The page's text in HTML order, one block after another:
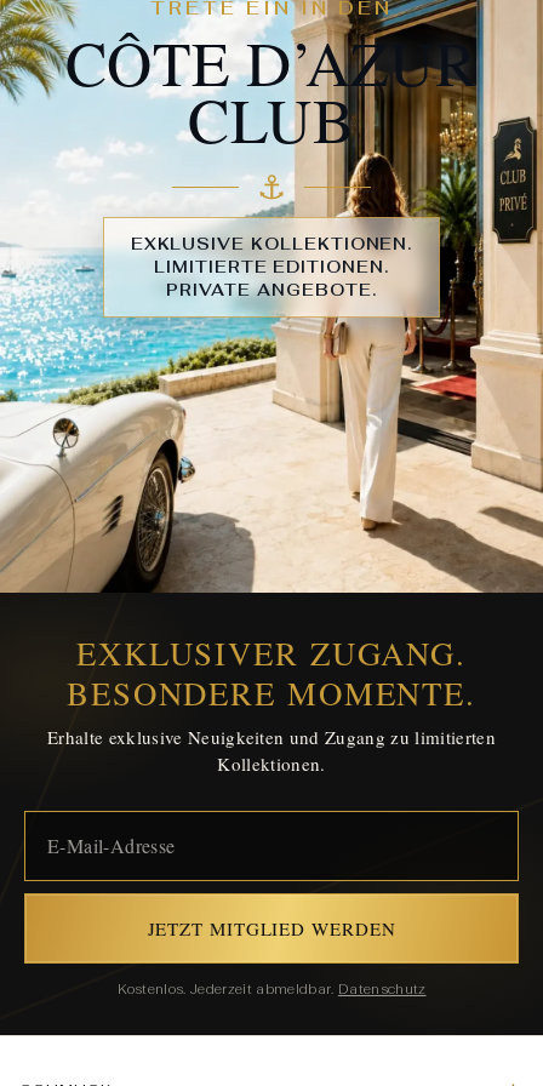
TRETE EIN IN DEN
CÔTE D’AZUR
CLUB
⚓︎
EXKLUSIVE KOLLEKTIONEN.
LIMITIERTE EDITIONEN.
PRIVATE ANGEBOTE.
EXKLUSIVER ZUGANG.
BESONDERE MOMENTE.
Erhalte exklusive Neuigkeiten und Zugang zu limitierten
Kollektionen.
JETZT MITGLIED WERDEN
Kostenlos. Jederzeit abmeldbar. Datenschutz